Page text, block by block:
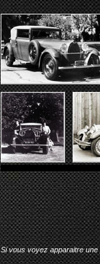
Si vous voyez apparaitre